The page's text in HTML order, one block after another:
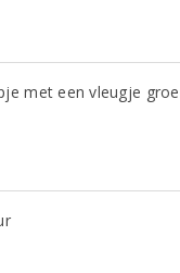
met een vleugje